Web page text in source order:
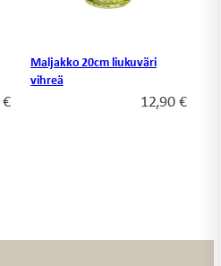
€
Maljakko 20cm liukuväri
vihreä
12,90€